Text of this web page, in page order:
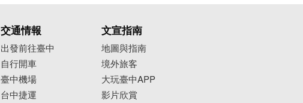
交通情報
出發前往臺中
自行開車
臺中機場
台中捷運
文宣指南
地圖與指南
境外旅客
大玩臺中APP
影片欣賞